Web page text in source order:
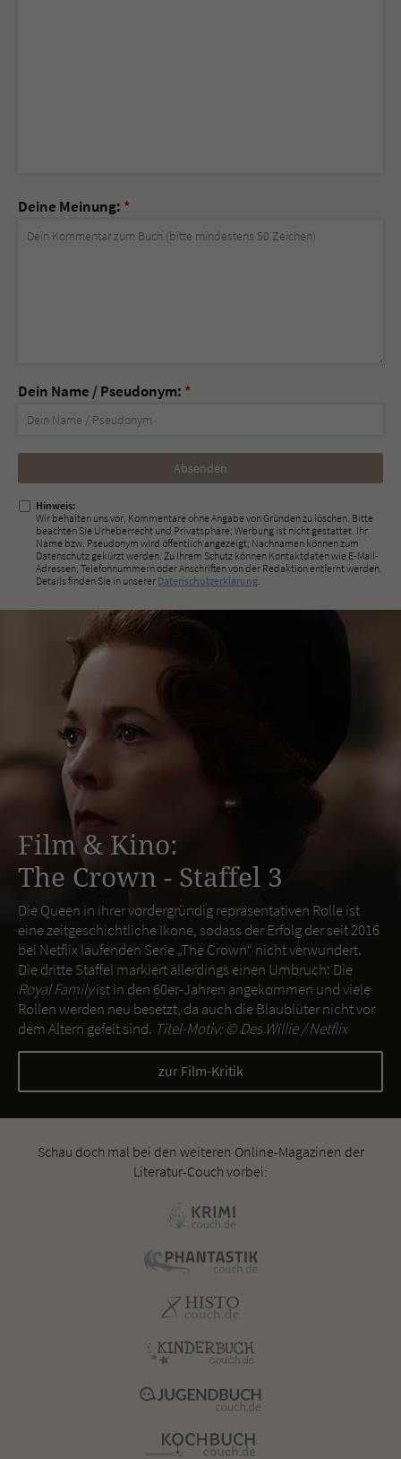
Deine Meinung: *
Dein Name / Pseudonym: *
Nicht
ausfüllen!
Hinweis:
Wir behalten uns vor, Kommentare ohne Angabe von Gründen zu löschen. Bitte
beachten Sie Urheberrecht und Privatsphäre; Werbung ist nicht gestattet. Ihr
Name bzw. Pseudonym wird öffentlich angezeigt; Nachnamen können zum
Datenschutz gekürzt werden. Zu Ihrem Schutz können Kontaktdaten wie E-Mail-
Adressen, Telefonnummern oder Anschriften von der Redaktion entfernt werden.
Details finden Sie in unserer Datenschutzerklärung
Film & Kino:
The Crown - Staffel 3
Die Queen in ihrer vordergründig repräsentativen Rolle ist
eine zeitgeschichtliche Ikone, sodass der Erfolg der seit 2016
bei Netflix laufenden Serie „The Crown“ nicht verwundert.
Die dritte Staffel markiert allerdings einen Umbruch: Die
Royal Familyist in den 60er-Jahren angekommen und viele
Rollen werden neu besetzt, da auch die Blaublüter nicht vor
dem Altern gefeit sind. Titel-Motiv: ©Des Willie / Netflix
zur Film-Kritik
Schau doch mal bei den weiteren Online-Magazinen der
Literatur-Couch vorbei: